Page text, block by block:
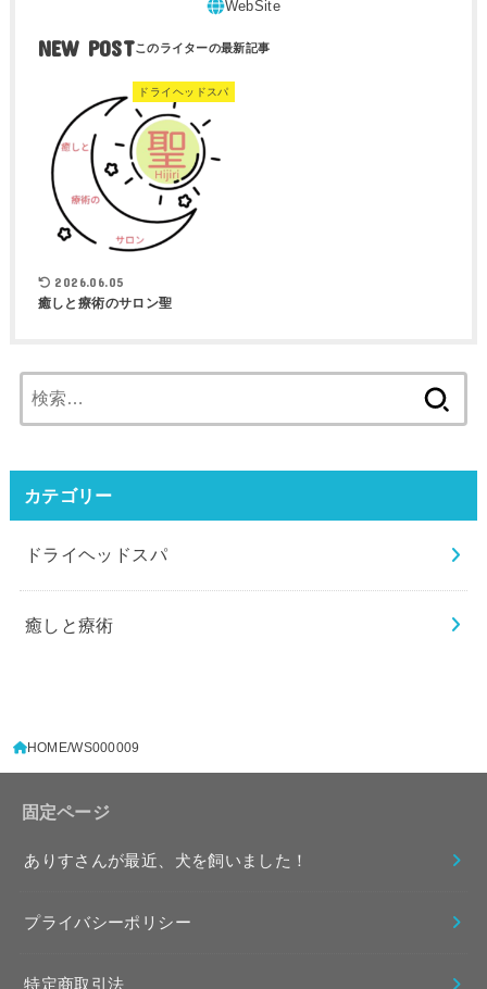
NEW POST
ドライヘッドスパ
2026.06.05
癒しと療術のサロン聖
索:
カテゴリー
ドライヘッドスパ
癒しと療術
HOME WS000009
固定ページ
ありすさんが最近、犬を飼いました！
プライバシーポリシー
特定商取引法